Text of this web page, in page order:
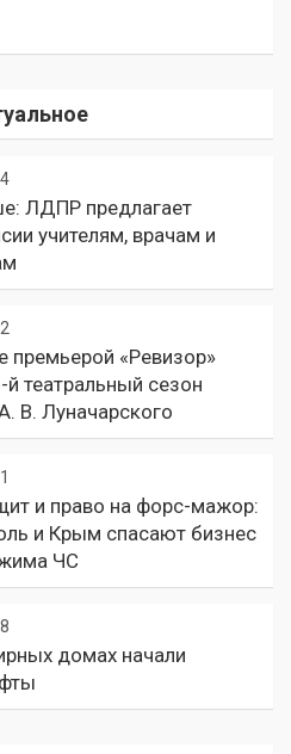
ЛДПР предлагает
учителям, врачам и
премьерой «Ревизор»
театральный сезон
В. Луначарского
и право на форс-мажор:
и Крым спасают бизнес
ЧС
домах начали